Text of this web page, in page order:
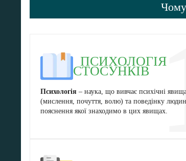
ПСИХОЛОГІЯ
СТОСУНКІВ
Психологія – наука, що вивчає психічні
(мислення, почуття, волю) та поведінку
пояснення якої знаходимо в цих явищах.